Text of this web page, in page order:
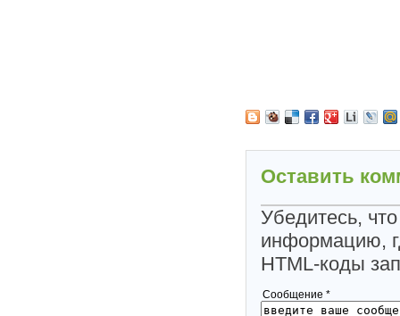
Оставить
Убедитесь,
информацию,
HTML-коды
Сообщение *